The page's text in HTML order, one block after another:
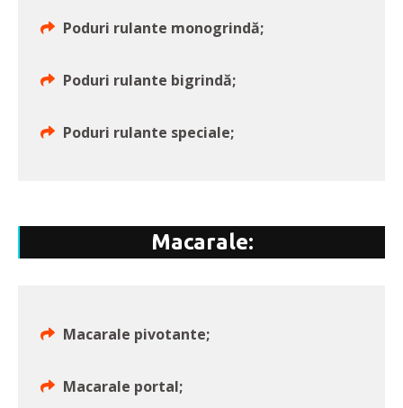
Poduri rulante monogrindă;
Poduri rulante bigrindă;
Poduri rulante speciale;
Macarale:
Macarale pivotante;
Macarale portal;